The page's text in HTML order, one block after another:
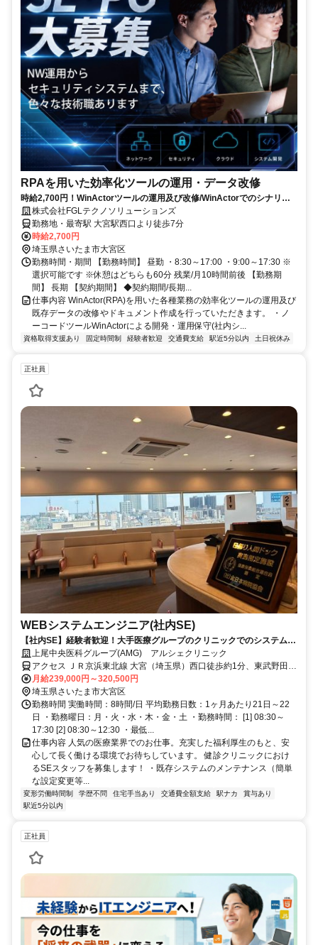
RPAを用いた効率化ツールの運用・データ改修
時給2,700円！WinActorツールの運用及び改修/WinActorでのシナリオ
作成経験が活かせる
株式会社FGLテクノソリューションズ
勤務地・最寄駅 大宮駅西口より徒歩7分
時給2,700円
埼玉県さいたま市大宮区
勤務時間・期間 【勤務時間】 昼勤 ・8:30～17:00 ・9:00～17:30 ※
選択可能です ※休憩はどちらも60分 残業/月10時間前後 【勤務期
間】 長期 【契約期間】 ◆契約期間/長期...
仕事内容 WinActor(RPA)を用いた各種業務の効率化ツールの運用及び
既存データの改修やドキュメント作成を行っていただきます。 ・ノ
ーコードツールWinActorによる開発・運用保守(社内シ...
資格取得支援あり 固定時間制 経験者歓迎 交通費支給 駅近5分以内 土日祝休み
正社員
WEBシステムエンジニア(社内SE)
【社内SE】経験者歓迎！大手医療グループのクリニックでのシステムサ
ポート業務です！
上尾中央医科グループ(AMG) アルシェクリニック
アクセス ＪＲ京浜東北線 大宮（埼玉県）西口徒歩約1分、東武野田線
大宮（埼玉県）西口徒歩約1分、ＪＲ埼京線 大宮（埼玉県）西口徒歩
約1分 大宮駅西口正面
月給239,000円～320,500円
埼玉県さいたま市大宮区
勤務時間 実働時間：8時間/日 平均勤務日数：1ヶ月あたり21日～22
日 ・勤務曜日：月・火・水・木・金・土 ・勤務時間： [1] 08:30～
17:30 [2] 08:30～12:30 ・最低...
仕事内容 人気の医療業界でのお仕事。充実した福利厚生のもと、安
心して長く働ける環境でお待ちしています。 健診クリニックにおけ
るSEスタッフを募集します！ ・既存システムのメンテナンス（簡単
な設定変更等...
変形労働時間制 学歴不問 住宅手当あり 交通費全額支給 駅ナカ
賞与あり
駅近5分以内
正社員